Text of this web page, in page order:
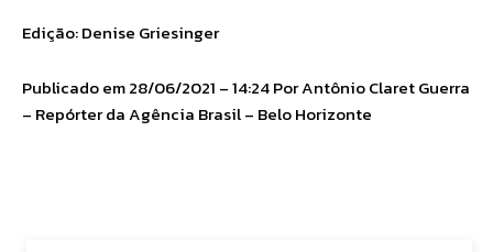
Edição: Denise Griesinger
Publicado em 28/06/2021 – 14:24 Por Antônio Claret Guerra
– Repórter da Agência Brasil – Belo Horizonte